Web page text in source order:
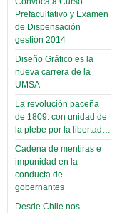
Prefacultativo y Examen
de Dispensación
gestión 2014
Diseño Gráfico es la
nueva carrera de la
UMSA
La revolución paceña
de 1809: con unidad de
la plebe por la libertad…
Cadena de mentiras e
impunidad en la
conducta de
gobernantes
Desde Chile nos